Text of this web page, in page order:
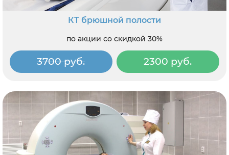
КТ брюшной полости
по акции со скидкой 30%
3700 руб. 2300 руб.